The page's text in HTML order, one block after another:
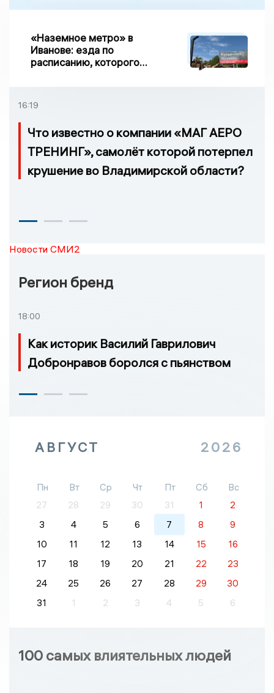
«Наземное метро» в
Иванове: езда по
расписанию, которого
16:19
Что известно о компании «МАГ АЕРО
ТРЕНИНГ», самолёт которой потерпел
крушение во Владимирской области?
Новости СМИ2
Регион бренд
18:00
Как историк Василий Гаврилович
Добронравов боролся с пьянством
АВГУСТ 2026
Пн Вт Ср Чт Пт Сб
Вс
27
28 29 30 31 1
2
3
4 5 6 7 8
9
10
11 12 13 14 15
16
17
18 19 20 21 22
23
24
25 26 27 28 29
30
31
1 2 3 4 5 6
100 самых влиятельных людей